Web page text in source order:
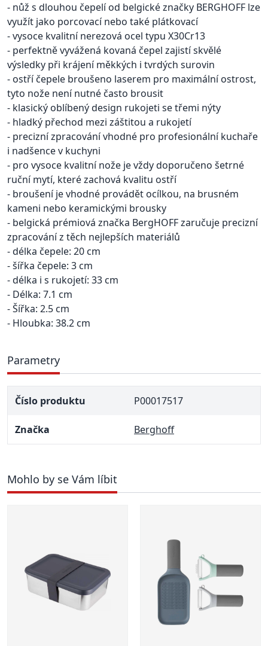
- nůž s dlouhou čepelí od belgické značky BERGHOFF lze
využít jako porcovací nebo také plátkovací
- vysoce kvalitní nerezová ocel typu X30Cr13
- perfektně vyvážená kovaná čepel zajistí skvělé
výsledky při krájení měkkých i tvrdých surovin
- ostří čepele broušeno laserem pro maximální ostrost,
tyto nože není nutné často brousit
- klasický oblíbený design rukojeti se třemi nýty
- hladký přechod mezi záštitou a rukojetí
- precizní zpracování vhodné pro profesionální kuchaře
i nadšence v kuchyni
- pro vysoce kvalitní nože je vždy doporučeno šetrné
ruční mytí, které zachová kvalitu ostří
- broušení je vhodné provádět ocílkou, na brusném
kameni nebo keramickými brousky
- belgická prémiová značka BergHOFF zaručuje precizní
zpracování z těch nejlepších materiálů
- délka čepele: 20 cm
- šířka čepele: 3 cm
- délka i s rukojetí: 33 cm
- Délka: 7.1 cm
- Šířka: 2.5 cm
- Hloubka: 38.2 cm
Parametry
Číslo produktu P00017517
Značka Berghoff
Mohlo by se Vám líbit